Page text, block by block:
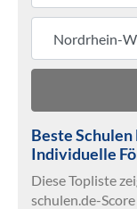
Beste
Individuelle
Diese Topliste
schulen.de-